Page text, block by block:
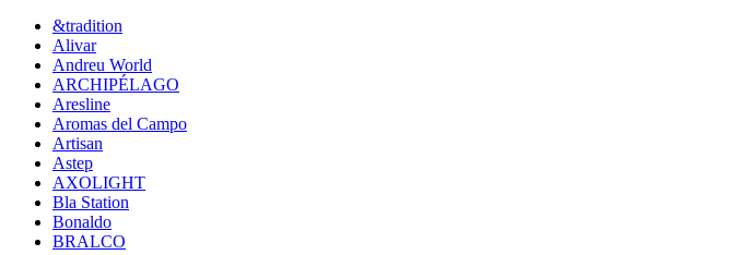
&tradition
Alivar
Andreu World
ARCHIPÉLAGO
Aresline
Aromas del Campo
Artisan
Astep
AXOLIGHT
Bla Station
Bonaldo
BRALCO